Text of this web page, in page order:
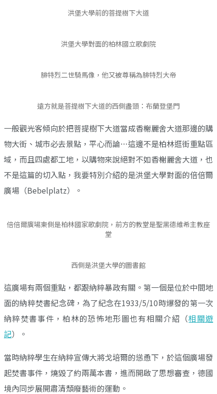
洪堡大學前的菩提樹下大道
洪堡大學對面的柏林國立歌劇院
腓特烈二世騎馬像，他又被尊稱為腓特烈大帝
遠方就是菩提樹下大道的西側盡頭：布蘭登堡門
一般觀光客傾向於把菩提樹下大道當成香榭麗舍大道那邊的購
物大街、城市必去景點，平心而論…這邊不是柏林逛街重點區
域，而且四處都工地，以購物來說絕對不如香榭麗舍大道，也
不是這篇的切入點，我要特別介紹的是洪堡大學對面的倍倍爾
廣場（Bebelplatz）。
倍倍爾廣場東側是柏林國家歌劇院，前方的教堂是聖黑德維希主教座
堂
西側是洪堡大學的圖書館
這廣場有兩個重點，都跟納粹暴政有關。第一個是位於中間地
面的納粹焚書紀念碑，為了紀念在1933/5/10時爆發的第一次
納粹焚書事件，柏林的恐怖地形圖也有相關介紹（相關遊
記）。
當時納粹學生在納粹宣傳大將戈培爾的慫恿下，於這個廣場發
起焚書事件，燒毀了約兩萬本書，進而開啟了思想審查，德國
境內同步展開肅清頹廢藝術的運動。